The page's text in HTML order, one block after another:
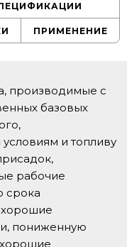
ПРИМЕНЕНИЕ
производимые с
базовых
и топливу
рабочие
срока
хорошие
пониженную
хорошие